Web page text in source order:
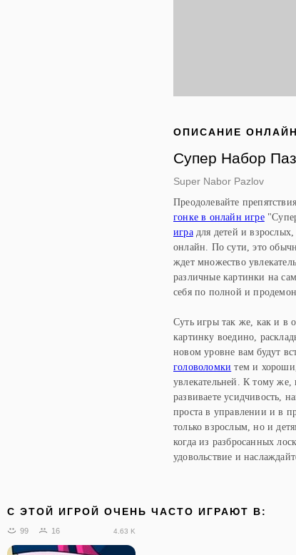
ОПИСАНИЕ
Супер Набор
Super Nabor Pazlov
Преодолевайте
гонке в онлайн игре
иградля детей и взрослых,
онлайн. По сути, это
ждет множество
различные картинки на
себя по полной и
Суть игры так же, как и в
картинку воедино,
новом уровне вам будут
головоломки тем и
увлекательней. К тому же,
развиваете усидчивость,
проста в управлении и в
только взрослым, но и
когда из разбросанных
удовольствие и
C ЭТОЙ ИГРОЙ ОЧЕНЬ ЧАСТО ИГРАЮТ В:
99 16 4.63 K